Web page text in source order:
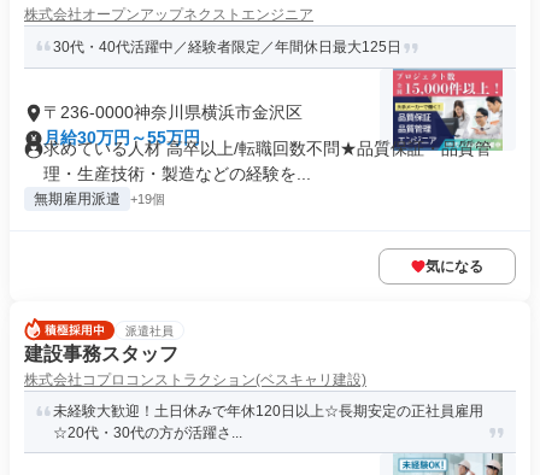
株式会社オープンアップネクストエンジニア
30代・40代活躍中／経験者限定／年間休日最大125日
〒236-0000神奈川県横浜市金沢区
月給30万円～55万円
求めている人材 高卒以上/転職回数不問★品質保証・品質管
理・生産技術・製造などの経験を...
無期雇用派遣 +19個
気になる
派遣社員
建設事務スタッフ
株式会社コプロコンストラクション(ベスキャリ建設)
未経験大歓迎！土日休みで年休120日以上☆長期安定の正社員雇用
☆20代・30代の方が活躍さ...